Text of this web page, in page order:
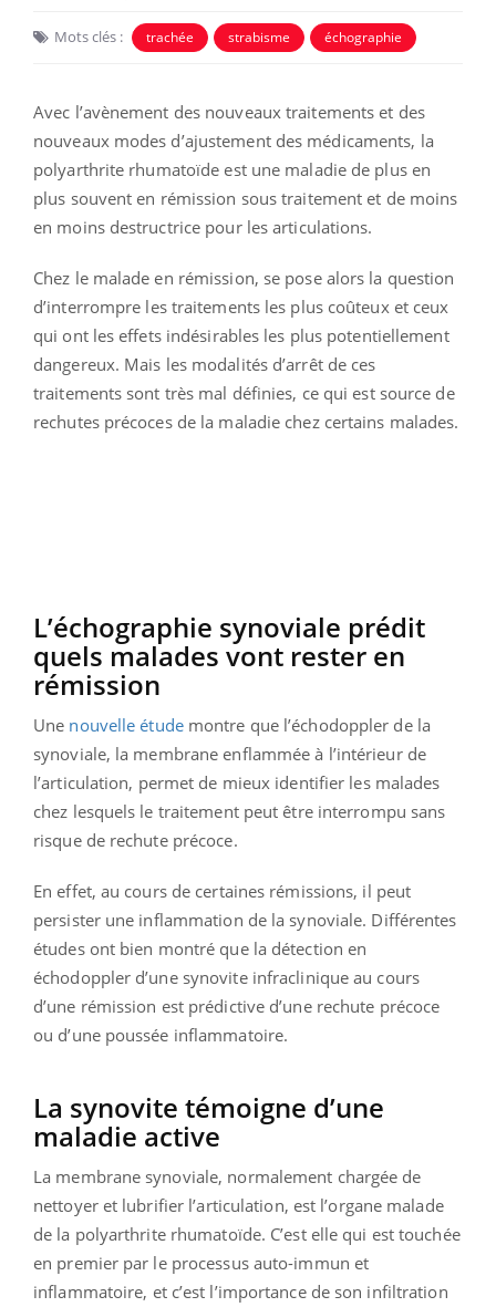
Mots clés : trachée strabisme échographie
Avec l’avènement des nouveaux traitements et des
nouveaux modes d’ajustement des médicaments, la
polyarthrite rhumatoïde est une maladie de plus en
plus souvent en rémission sous traitement et de moins
en moins destructrice pour les articulations.
Chez le malade en rémission, se pose alors la question
d’interrompre les traitements les plus coûteux et ceux
qui ont les effets indésirables les plus potentiellement
dangereux. Mais les modalités d’arrêt de ces
traitements sont très mal définies, ce qui est source de
rechutes précoces de la maladie chez certains malades.
L’échographie synoviale prédit
quels malades vont rester en
rémission
Une nouvelle étudemontre que l’échodoppler de la
synoviale, la membrane enflammée à l’intérieur de
l’articulation, permet de mieux identifier les malades
chez lesquels le traitement peut être interrompu sans
risque de rechute précoce.
En effet, au cours de certaines rémissions, il peut
persister une inflammation de la synoviale. Différentes
études ont bien montré que la détection en
échodoppler d’une synovite infraclinique au cours
d’une rémission est prédictive d’une rechute précoce
ou d’une poussée inflammatoire.
La synovite témoigne d’une
maladie active
La membrane synoviale, normalement chargée de
nettoyer et lubrifier l’articulation, est l’organe malade
de la polyarthrite rhumatoïde. C’est elle qui est touchée
en premier par le processus auto-immun et
inflammatoire, et c’est l’importance de son infiltration